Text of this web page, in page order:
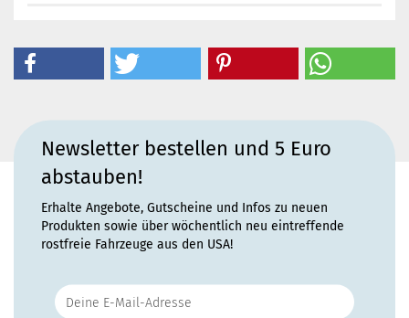
Newsletter bestellen und 5 Euro
abstauben!
Erhalte Angebote, Gutscheine und Infos zu neuen
Produkten sowie über wöchentlich neu eintreffende
rostfreie Fahrzeuge aus den USA!